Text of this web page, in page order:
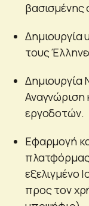
Δημιουργία
τους
Αναγνώριση
εργοδοτών.
Εφαρμογή
πλατφόρμας
εξελιγμένο
προς τον